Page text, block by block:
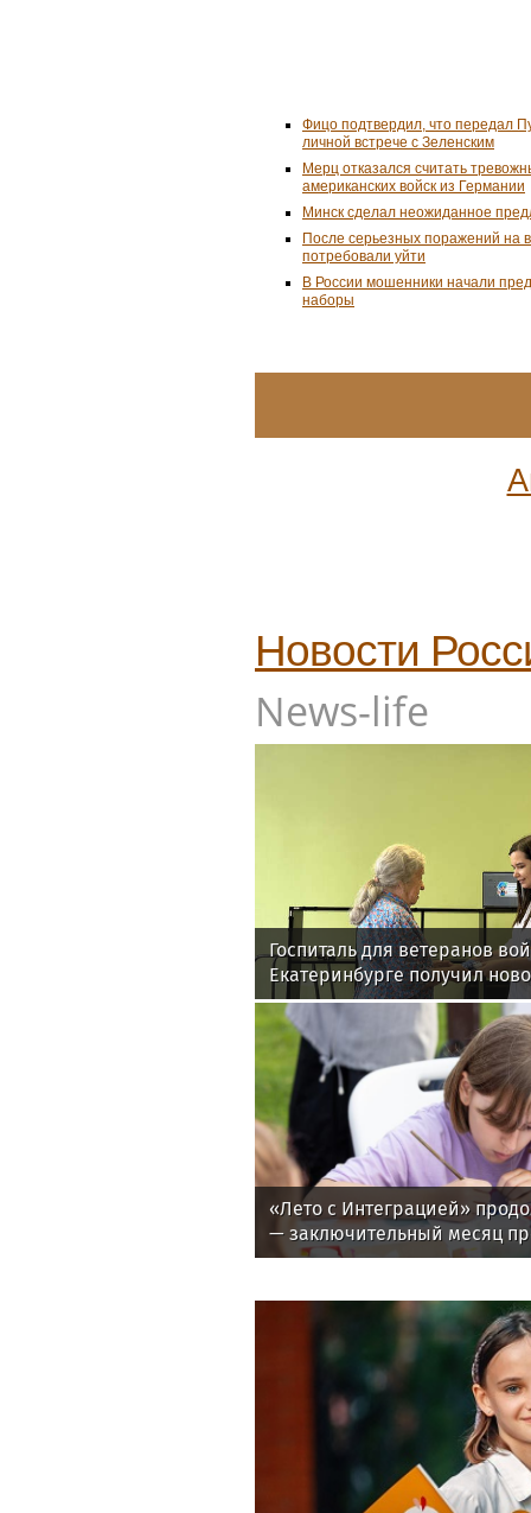
Фицо подтвердил, что передал
личной встрече с Зеленским
Мерц отказался считать
американских войск из Германии
Минск сделал неожиданное
После серьезных поражений на
потребовали уйти
В России мошенники начали
наборы
Новости
News-life
Госпиталь для ветеранов
Екатеринбурге получил
для реабилитации
«Лето с Интеграцией»
— заключительный месяц